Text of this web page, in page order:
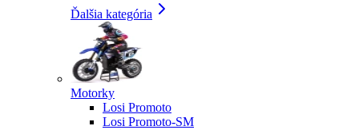
Ďalšia kategória
Motorky
Losi Promoto
Losi Promoto-SM